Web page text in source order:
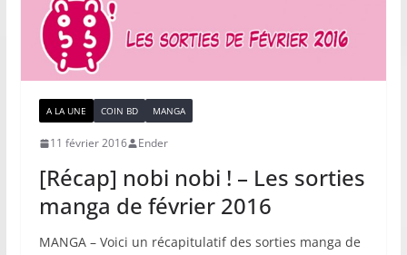
A LA UNE COIN BD MANGA
11 février 2016 Ender
[Récap] nobi nobi ! – Les sorties
manga de février 2016
MANGA – Voici un récapitulatif des sorties manga de